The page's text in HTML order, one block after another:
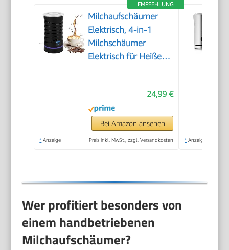
EMPFEHLUNG
Milchaufschäumer
Elektrisch, 4-in-1
Milchschäumer
Elektrisch für Heißer
Milchaufschäumer
Automatische
Abschaltung, Milk
24,99 €
Bei Amazon ansehen
* Anzeige Preis inkl. MwSt., zzgl. Versandkosten * Anzeige
Wer profitiert besonders von
einem handbetriebenen
Milchaufschäumer?